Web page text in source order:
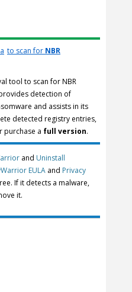
to scan for NBR
tool to scan for NBR
detection of
and assists in its
detected registry entries,
purchase a full version.
and Uninstall
EULA and Privacy
If it detects a malware,
it.